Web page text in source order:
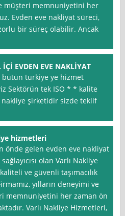
müşteri memnuniyetini her
Evden eve nakliyat süreci,
bir süreç olabilir. Ancak
İÇİ EVDEN EVE NAKLİYAT
bütün turkiye ye hizmet
Sektörün tek ISO * * kalite
nakliye şirketidir sizde teklif
hizmetleri
önde gelen evden eve nakliyat
olan Varlı Nakliye
ve güvenli taşımacılık
yılların deneyimi ve
memnuniyetini her zaman ön
Varlı Nakliye Hizmetleri,